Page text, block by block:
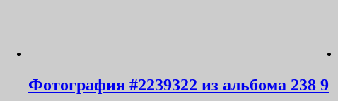
Фотография #2239322 из альбома 238 9